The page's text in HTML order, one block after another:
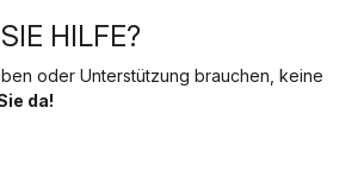
HILFE?
oder Unterstützung brauchen, keine
da!